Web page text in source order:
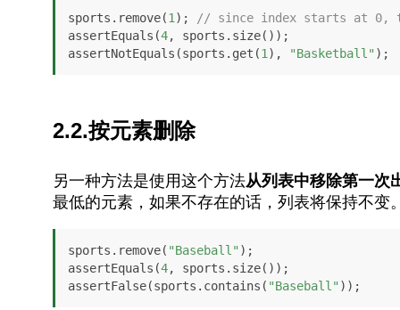
sports.remove(1 );
// since index starts at 0,
assertEquals(4, sports.size());
assertNotEquals(sports.get(1 ), "Basketball" );
2.2.按元素删除
另一种方法是使用这个方法从列表中移除第一次
最低的元素，如果不存在的话，列表将保持不变
sports.remove( "Baseball" );
assertEquals(4, sports.size());
assertFalse(sports.contains( "Baseball" ));